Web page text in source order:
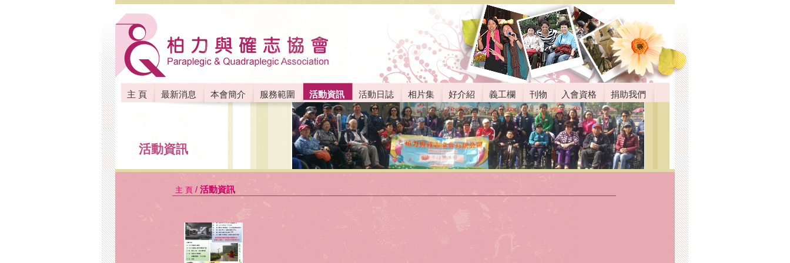
主 頁 最新消息 本會簡介 服務範圍 活動資訊 活動日誌 相片集 好介紹 義工欄 刊物 入會資格
捐助我們
活動資訊
主 頁/ 活動資訊